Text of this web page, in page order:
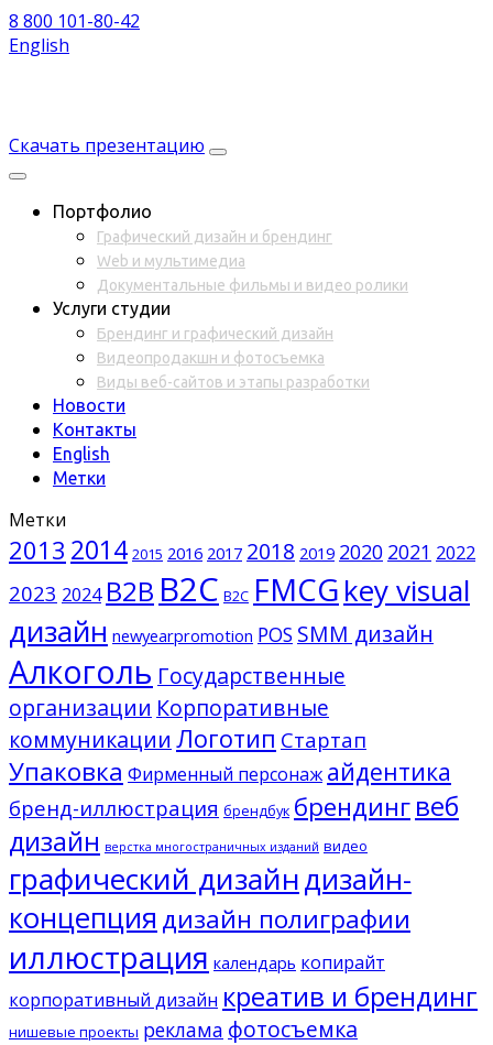
8 800 101-80-42
English
Скачать презентацию
Портфолио
Графический дизайн и брендинг
Web и мультимедиа
Документальные фильмы и видео ролики
Услуги студии
Брендинг и графический дизайн
Видеопродакшн и фотосъемка
Виды веб-сайтов и этапы разработки
Новости
Контакты
English
Метки
Метки
2013 2014 2015 2016 2017 2018 2019 2020 2021 2022
2023 2024 B2B B2C B2С FMCGkey visual
дизайн newyearpromotion POS SMM дизайн
Алкоголь Государственные
организации Корпоративные
коммуникации Логотип Стартап
Упаковка Фирменный персонаж айдентика
бренд-иллюстрация брендбук брендингвеб
дизайн верстка многостраничных изданий видео
графический дизайндизайн-
концепция дизайн полиграфии
иллюстрация календарь копирайт
корпоративный дизайн креатив и брендинг
нишевые проекты реклама фотосъемка